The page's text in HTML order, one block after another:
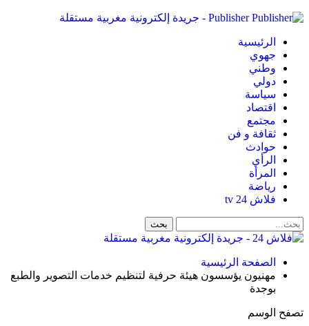
Publisher - جريدة إلكترونية مغربية مستقلة
الرئيسية
جهوي
وطني
دولي
سياسة
اقتصاد
مجتمع
ثقافة و فن
حوادث
الرأي
المرأة
رياضة
فلاش 24 tv
الصفحة الرئيسية
مهنيون يؤسسون هيئة حرفية لتنظيم خدمات التصوير والطبع
بوجدة
تصفح الوسم